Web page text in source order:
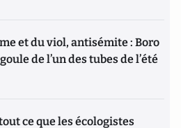
et du viol, antisémite : Boro
de l’un des tubes de l’été
ce que les écologistes